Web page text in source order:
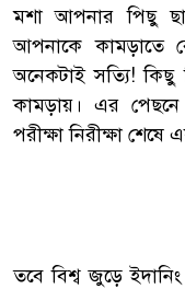
মশা আপনার পিছু
আপনাকে কামড়াতে
অনেকটাই সত্যি!
কামড়ায়। এর
পরীক্ষা নিরীক্ষা
তবে বিশ্ব জুড়ে